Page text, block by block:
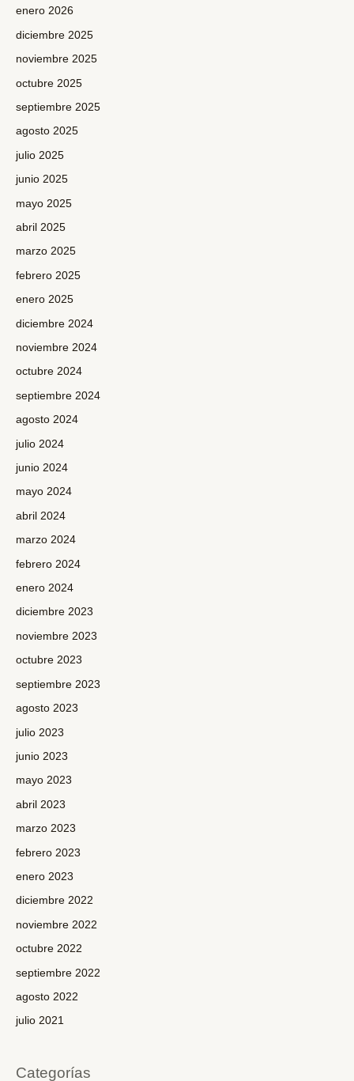
enero 2026
diciembre 2025
noviembre 2025
octubre 2025
septiembre 2025
agosto 2025
julio 2025
junio 2025
mayo 2025
abril 2025
marzo 2025
febrero 2025
enero 2025
diciembre 2024
noviembre 2024
octubre 2024
septiembre 2024
agosto 2024
julio 2024
junio 2024
mayo 2024
abril 2024
marzo 2024
febrero 2024
enero 2024
diciembre 2023
noviembre 2023
octubre 2023
septiembre 2023
agosto 2023
julio 2023
junio 2023
mayo 2023
abril 2023
marzo 2023
febrero 2023
enero 2023
diciembre 2022
noviembre 2022
octubre 2022
septiembre 2022
agosto 2022
julio 2021
Categorías